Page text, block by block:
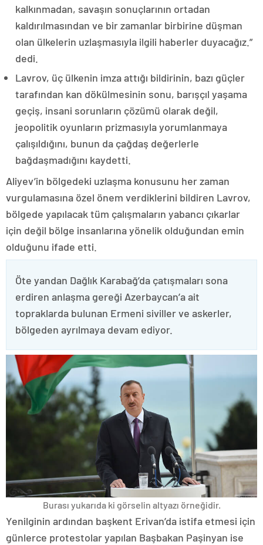
kalkınmadan, savaşın sonuçlarının ortadan
kaldırılmasından ve bir zamanlar birbirine düşman
olan ülkelerin uzlaşmasıyla ilgili haberler duyacağız.”
dedi.
Lavrov, üç ülkenin imza attığı bildirinin, bazı güçler
tarafından kan dökülmesinin sonu, barışçıl yaşama
geçiş, insani sorunların çözümü olarak değil,
jeopolitik oyunların prizmasıyla yorumlanmaya
çalışıldığını, bunun da çağdaş değerlerle
bağdaşmadığını kaydetti.
Aliyev’in bölgedeki uzlaşma konusunu her zaman
vurgulamasına özel önem verdiklerini bildiren Lavrov,
bölgede yapılacak tüm çalışmaların yabancı çıkarlar
için değil bölge insanlarına yönelik olduğundan emin
olduğunu ifade etti.
Öte yandan Dağlık Karabağ’da çatışmaları sona
erdiren anlaşma gereği Azerbaycan’a ait
topraklarda bulunan Ermeni siviller ve askerler,
bölgeden ayrılmaya devam ediyor.
Burası yukarıda ki görselin altyazı örneğidir.
Yenilginin ardından başkent Erivan’da istifa etmesi için
günlerce protestolar yapılan Başbakan Paşinyan ise